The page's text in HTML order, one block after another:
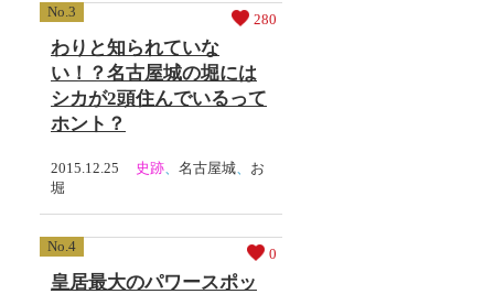
280
わりと知られていな
い！？名古屋城の堀には
シカが2頭住んでいるって
ホント？
2015.12.25 史跡 名古屋城
お
堀
0
皇居最大のパワースポッ